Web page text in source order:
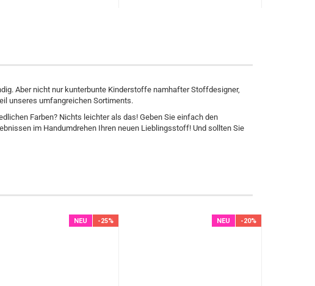
Aber nicht nur kunterbunte Kinderstoffe namhafter Stoffdesigner,
unseres umfangreichen Sortiments.
Farben? Nichts leichter als das! Geben Sie einfach den
im Handumdrehen Ihren neuen Lieblingsstoff! Und sollten Sie
NEU -25% NEU -20%